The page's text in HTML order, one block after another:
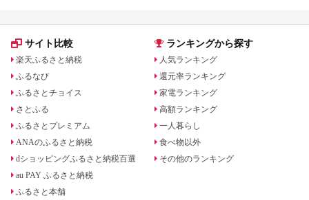
サイト比較
楽天ふるさと納税
ふるなび
ふるさとチョイス
さとふる
ふるさとプレミアム
ANAのふるさと納税
dショッピングふるさと納税百選
au PAY ふるさと納税
ふるさと本舗
ランキングから探す
人気ランキング
還元率ランキング
家電ランキング
高額ランキング
一人暮らし
食べ物以外
その他のランキング